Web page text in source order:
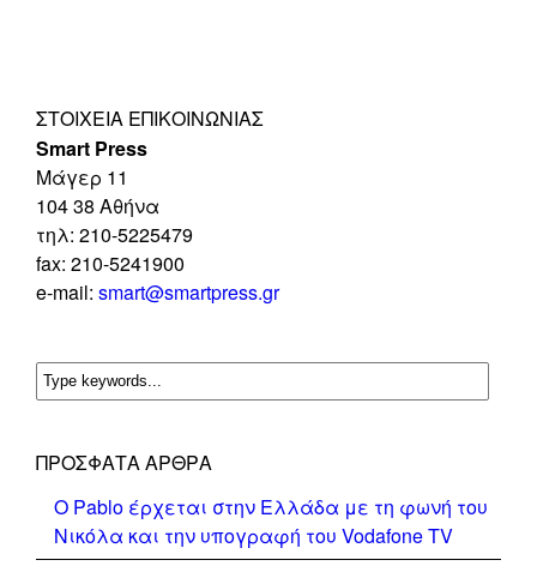
ΣΤΟΙΧΕΊΑ ΕΠΙΚΟΙΝΩΝΊΑΣ
Smart Press
Mάγερ 11
104 38 Αθήνα
τηλ: 210-5225479
fax: 210-5241900
e-mail: smart@smartpress.gr
ΠΡΌΣΦΑΤΑ ΆΡΘΡΑ
Ο Pablo έρχεται στην Ελλάδα με τη φωνή του
Νικόλα και την υπογραφή του Vodafone TV